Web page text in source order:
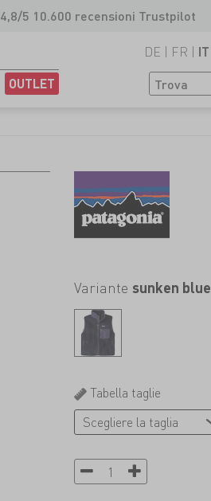
4,8/5 10.600 recensioni Trustpilot
OUTLET
DE | FR | IT
Variante sunken blue
Tabella taglie